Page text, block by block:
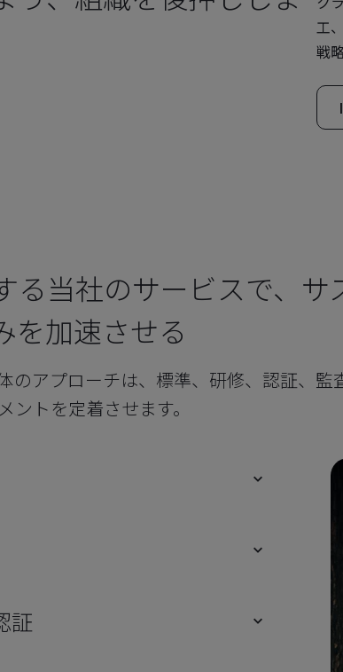
工
戦
る当社のサービスで、サ
を加速させる
のアプローチは、標準、研修、認証、監
ントを定着させます。
証